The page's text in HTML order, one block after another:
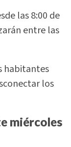
las 8:00 de
entre las
habitantes
los
miércoles